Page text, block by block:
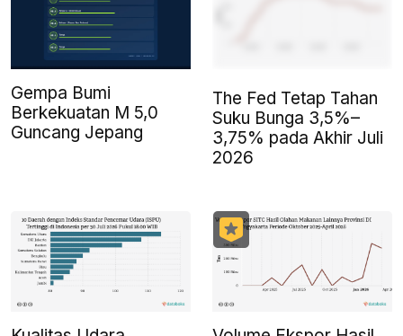
Gempa Bumi
Berkekuatan M 5,0
Guncang Jepang
The Fed Tetap Tahan
Suku Bunga 3,5%–
3,75% pada Akhir Juli
2026